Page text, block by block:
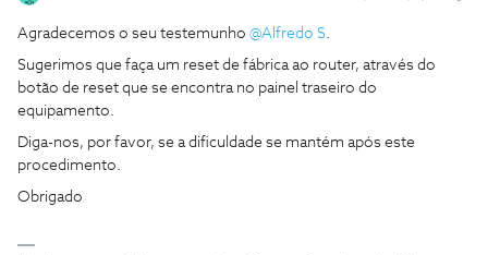
Agradecemos o seu testemunho ​ @Alfredo S.
Sugerimos que faça um reset de fábrica ao router, através do
botão de reset que se encontra no painel traseiro do
equipamento.
Diga-nos, por favor, se a dificuldade se mantém após este
procedimento.
Obrigado